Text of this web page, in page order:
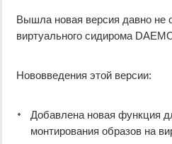
Вышла новая версия давно не
виртуального сидирома
Нововведения этой версии:
Добавлена новая функция
монтирования образов на